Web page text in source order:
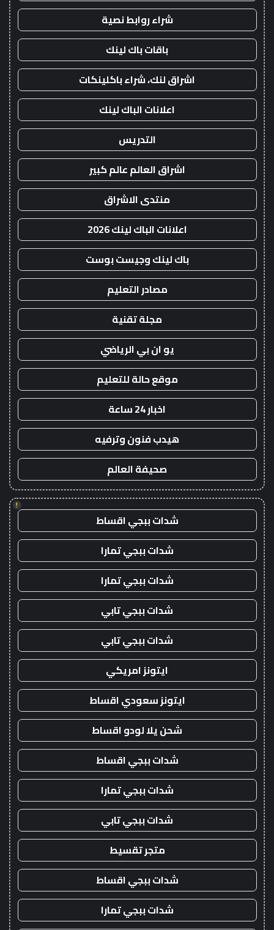
شراء روابط نصية
باقات باك لينك
اشراق لنك، شراء باكلينكات
اعلانات الباك لينك
التدريس
اشراق العالم عالم كبير
منتدى الاشراق
اعلانات الباك لينك 2026
باك لينك وجيست بوست
مصادر التعليم
مجلة تقنية
يو ان بي الرياضي
موقع حالة للتعليم
اخبار 24 ساعة
هيدب فنون وترفيه
صحيفة العالم
!
شدات ببجي اقساط
شدات ببجي تمارا
شدات ببجي تمارا
شدات ببجي تابي
شدات ببجي تابي
ايتونز امريكي
ايتونز سعودي اقساط
شحن يلا لودو اقساط
شدات ببجي اقساط
شدات ببجي تمارا
شدات ببجي تابي
متجر تقسيط
شدات ببجي اقساط
شدات ببجي تمارا